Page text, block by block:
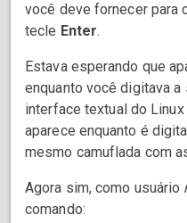
você deve fornecer para
tecle Enter.
Estava esperando que
enquanto você digitava a
interface textual do
aparece enquanto é
mesmo camuflada com
Agora sim, como usuário
comando: